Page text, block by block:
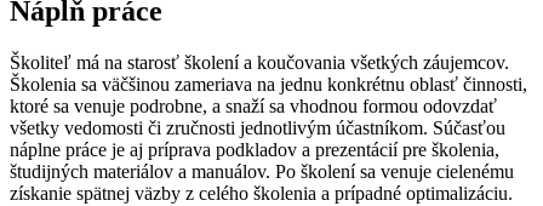
Náplň práce
Školiteľ má na starosť školení a koučovania všetkých záujemcov.
Školenia sa väčšinou zameriava na jednu konkrétnu oblasť činnosti,
ktoré sa venuje podrobne, a snaží sa vhodnou formou odovzdať
všetky vedomosti či zručnosti jednotlivým účastníkom. Súčasťou
náplne práce je aj príprava podkladov a prezentácií pre školenia,
študijných materiálov a manuálov. Po školení sa venuje cielenému
získanie spätnej väzby z celého školenia a prípadné optimalizáciu.